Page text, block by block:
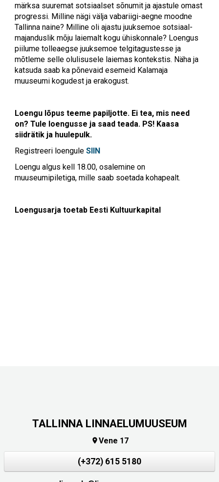
märksa suuremat sotsiaalset sõnumit ja ajastule omast
progressi. Milline nägi välja vabariigi-aegne moodne
Tallinna naine? Milline oli ajastu juuksemoe sotsiaal-
majanduslik mõju laiemalt kogu ühiskonnale? Loengus
piilume tolleaegse juuksemoe telgitagustesse ja
mõtleme selle olulisusele laiemas kontekstis. Näha ja
katsuda saab ka põnevaid esemeid Kalamaja
muuseumi kogudest ja erakogust.
Loengu lõpus teeme papiljotte. Ei tea, mis need
on? Tule loengusse ja saad teada. PS! Kaasa
siidrätik ja huulepulk.
Registreeri loengule SIIN
Loengu algus kell 18.00, osalemine on
muuseumipiletiga, mille saab soetada kohapealt.
Loengusarja toetab Eesti Kultuurkapital
TALLINNA LINNAELUMUUSEUM
Vene 17
(+372) 615 5180